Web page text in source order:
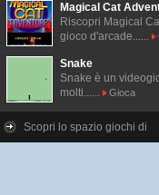
Magical Cat
Riscopri Magical
gioco d'arcade......
Snake
Snake è un
molti......
Gioca
Scopri lo spazio giochi di